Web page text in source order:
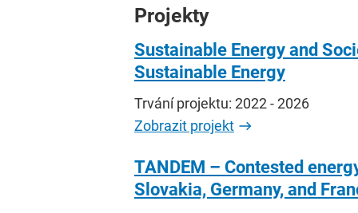
Projekty
Sustainable Energy and
Sustainable Energy
Trvání projektu: 2022 - 2026
Zobrazit projekt
TANDEM – Contested
Slovakia, Germany, and